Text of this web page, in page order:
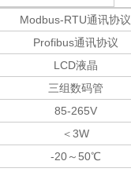
Modbus-RTU通讯协议
Profibus通讯协议
LCD液晶
三组数码管
85-265V
＜3W
-20～ 50℃